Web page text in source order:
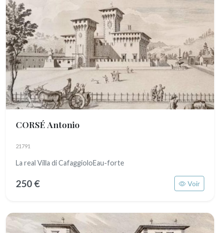
CORSÉ Antonio
21791
La real Villa di CafaggioloEau-forte
250 € Voir